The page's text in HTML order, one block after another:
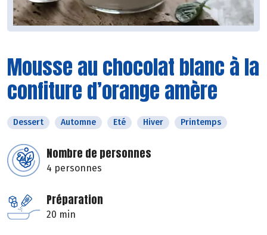
Mousse au chocolat blanc à la
confiture d’orange amère
Dessert Automne Eté Hiver Printemps
Nombre de personnes
4 personnes
Préparation
20 min